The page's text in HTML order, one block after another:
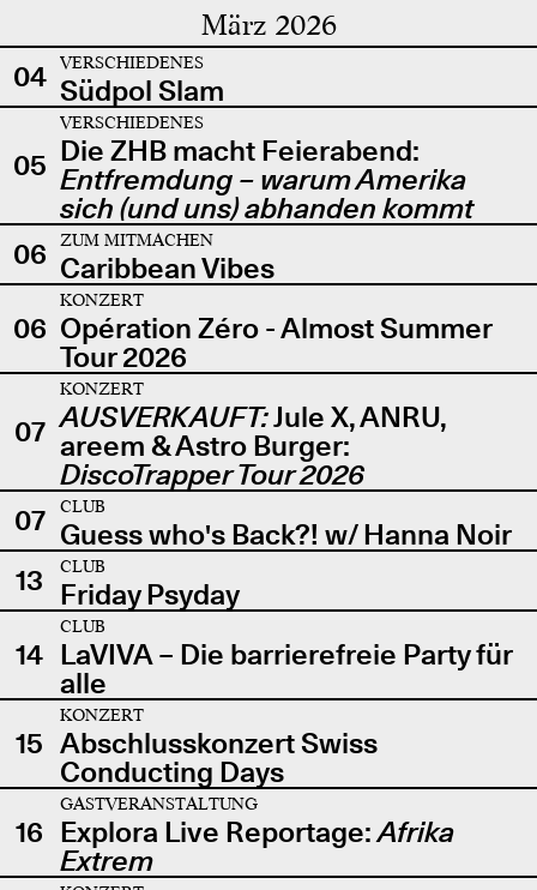
März 2026
04 VERSCHIEDENES
Südpol Slam
05
VERSCHIEDENES
Die ZHB macht Feierabend:
Entfremdung – warum Amerika
sich (und uns) abhanden kommt
06
ZUM MITMACHEN
Caribbean Vibes
06
KONZERT
Opération Zéro - Almost Summer
Tour 2026
07
KONZERT
AUSVERKAUFT:Jule X, ANRU,
areem & Astro Burger:
DiscoTrapper Tour 2026
07
CLUB
Guess who's Back?! w/ Hanna Noir
13
CLUB
Friday Psyday
14
CLUB
LaVIVA – Die barrierefreie Party für
alle
15
KONZERT
Abschlusskonzert Swiss
Conducting Days
16
GASTVERANSTALTUNG
Explora Live Reportage:Afrika
Extrem